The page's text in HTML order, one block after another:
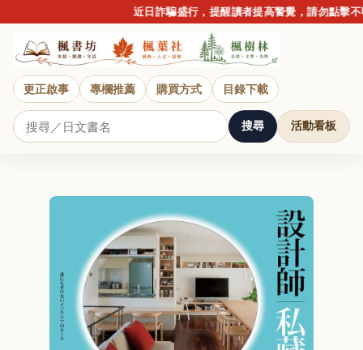
近日詐騙盛行，提醒讀者提高警覺，請勿點擊不
更正啟事 專欄推薦 購買方式 目錄下載
搜尋 活動看板